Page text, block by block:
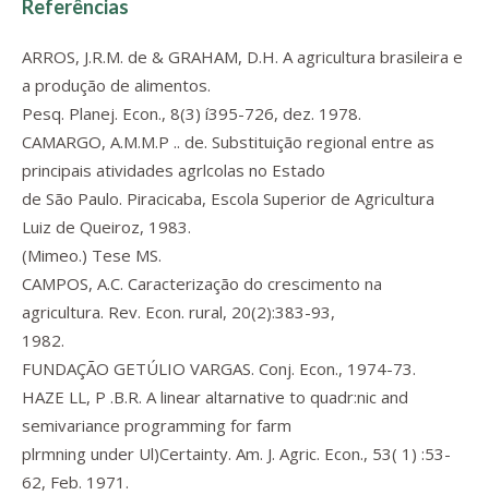
Referências
ARROS, J.R.M. de & GRAHAM, D.H. A agricultura brasileira e
a produção de alimentos.
Pesq. Planej. Econ., 8(3) í395-726, dez. 1978.
CAMARGO, A.M.M.P .. de. Substituição regional entre as
principais atividades agrlcolas no Estado
de São Paulo. Piracicaba, Escola Superior de Agricultura
Luiz de Queiroz, 1983.
(Mimeo.) Tese MS.
CAMPOS, A.C. Caracterização do crescimento na
agricultura. Rev. Econ. rural, 20(2):383-93,
1982.
FUNDAÇÃO GETÚLIO VARGAS. Conj. Econ., 1974-73.
HAZE LL, P .B.R. A linear altarnative to quadr:nic and
semivariance programming for farm
plrmning under Ul)Certainty. Am. J. Agric. Econ., 53( 1) :53-
62, Feb. 1971.